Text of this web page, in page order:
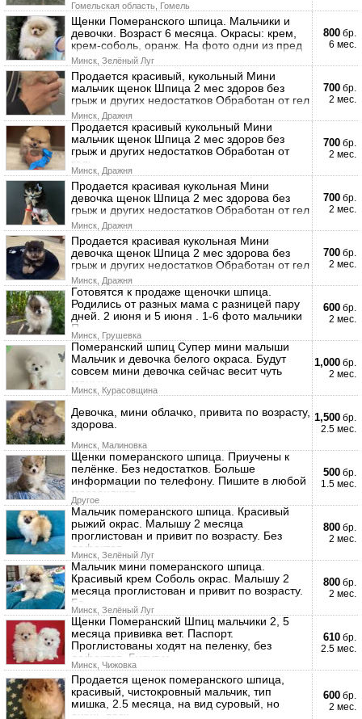
Гомельская область, Гомель
Щенки Померанского шпица. Мальчики и
девочки. Возраст 6 месяца. Окрасы: крем,
крем-соболь, оранж. На фото одни из пред
Минск, Зелёный Луг
800 бр.
6 мес.
Продается красивый, кукольный Мини
мальчик щенок Шпица 2 мес здоров без
грыж и других недостатков Обработан от гел
Минск, Дражня
700 бр.
2 мес.
Продается красивый кукольный Мини
мальчик щенок Шпица 2 мес здоров без
грыж и других недостатков Обработан от
гель
Минск, Дражня
700 бр.
2 мес.
Продается красивая кукольная Мини
девочка щенок Шпица 2 мес здорова без
грыж и других недостатков Обработан от гел
Минск, Дражня
700 бр.
2 мес.
Продается красивая кукольная Мини
девочка щенок Шпица 2 мес здорова без
грыж и других недостатков Обработан от гел
Минск, Дражня
700 бр.
2 мес.
Готовятся к продаже щеночки шпица.
Родились от разных мама с разницей пару
дней. 2 июня и 5 июня . 1-6 фото мальчики
П
Минск, Грушевка
600 бр.
2 мес.
Померанский шпиц Супер мини малыши
Мальчик и девочка белого окраса. Будут
совсем мини девочка сейчас весит чуть
меньш
Минск, Курасовщина
1,000 бр.
2 мес.
Девочка, мини облачко, привита по возрасту,
здорова.
Минск, Малиновка
1,500 бр.
2.5 мес.
Щенки померанского шпица. Приучены к
пелёнке. Без недостатков. Больше
информации по телефону. Пишите в любой
мессенджер
Другое
500 бр.
1.5 мес.
Мальчик померанского шпица. Красивый
рыжий окрас. Малышу 2 месяца
проглистован и привит по возрасту. Без
дефектов
Минск, Зелёный Луг
800 бр.
2 мес.
Мальчик мини померанского шпица.
Красивый крем Соболь окрас. Малышу 2
месяца проглистован и привит по возрасту.
Бе
Минск, Зелёный Луг
800 бр.
2 мес.
Щенки Померанский Шпиц мальчики 2, 5
месяца прививка вет. Паспорт.
Проглистованы ходят на пеленку, без
дефектов. Будут м
Минск, Чижовка
610 бр.
2.5 мес.
Продается щенок померанского шпица,
красивый, чистокровный мальчик, тип
мишка, 2.5 месяца, на вид суровый, но
очень ласк
600 бр.
2 мес.